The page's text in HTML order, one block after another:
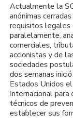
Actualmente la
anónimas
requisitos legales
paralelamente,
comerciales,
accionistas y de
sociedades
dos semanas
Estados Unidos
Internacional
técnicos de
establecer sus